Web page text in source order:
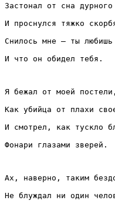
Застонал от сна дурного
И проснулся тяжко
Снилось мне — ты любишь
И что он обидел тебя.
Я бежал от моей постели,
Как убийца от плахи
И смотрел, как тускло
Фонари глазами зверей.
Ах, наверно, таким
Не блуждал ни один